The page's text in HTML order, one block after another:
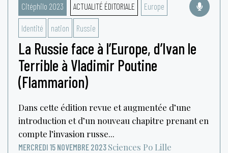
Citéphilo 2023 ACTUALITÉ ÉDITORIALE Europe
Identité nation Russie
La Russie face à l’Europe, d’Ivan le
Terrible à Vladimir Poutine
(Flammarion)
Dans cette édition revue et augmentée d’une
introduction et d’un nouveau chapitre prenant en
compte l’invasion russe...
MERCREDI 15 NOVEMBRE 2023 Sciences Po Lille